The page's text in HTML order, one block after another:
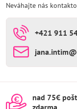
Neváhajte nás
+421 911
nad 75€
zdarma